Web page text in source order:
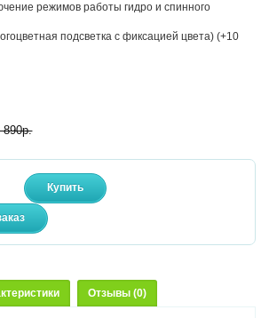
режимов работы гидро и спинного
подсветка с фиксацией цвета) (+10
890р.
Отзывы (0)